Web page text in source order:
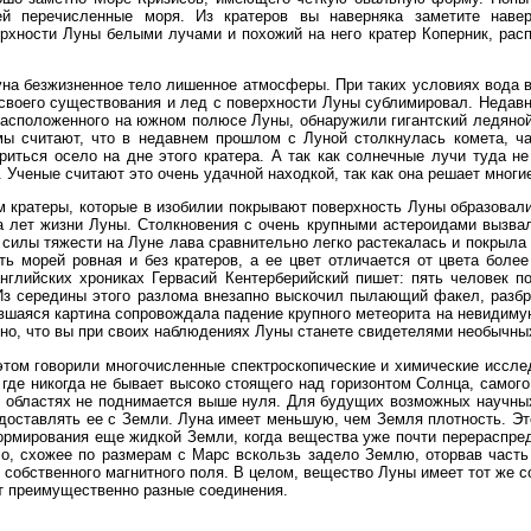
перечисленные моря. Из кратеров вы наверняка заметите
Луны белыми лучами и похожий на него кратер Коперник,
безжизненное тело лишенное атмосферы. При таких условиях вода
существования и лед с поверхности Луны сублимировал.
на южном полюсе Луны, обнаружили гигантский
считают, что в недавнем прошлом с Луной столкнулась комета,
осело на дне этого кратера. А так как солнечные лучи туда
Ученые считают это очень удачной находкой, так как она решает
которые в изобилии покрывают поверхность Луны
жизни Луны. Столкновения с очень крупными астероидами
тяжести на Луне лава сравнительно легко растекалась и
морей ровная и без кратеров, а ее цвет отличается от цвета
хрониках Гервасий Кентерберийский пишет: пять человек
этого разлома внезапно выскочил пылающий факел,
картина сопровождала падение крупного метеорита на
что вы при своих наблюдениях Луны станете свидетелями
говорили многочисленные спектроскопические и химические
никогда не бывает высоко стоящего над горизонтом Солнца,
областях не поднимается выше нуля. Для будущих возможных
ее с Земли. Луна имеет меньшую, чем Земля плотность.
еще жидкой Земли, когда вещества уже почти
схожее по размерам с Марс вскользь задело Землю, оторвав
магнитного поля. В целом, вещество Луны имеет тот же
разные соединения.